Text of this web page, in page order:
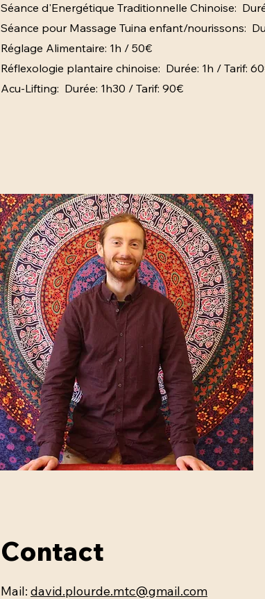
Séance pour enfant (MTC): Durée: 1h /
Réflexologie plantaire chinoise:
Acu-Lifting:
Durée: 1h30 / Tarif: 75€
Séance d'Energétique Traditionnelle Chinoise:
Séance pour Massage Tuina enfant/nourissons:
Réglage Alimentaire: 1h / 50€
Réflexologie plantaire chinoise: Durée: 1h / Tarif:
Acu-Lifting: Durée: 1h30 / Tarif: 90€
Contact
Mail: david.plourde.mtc@gmail.com